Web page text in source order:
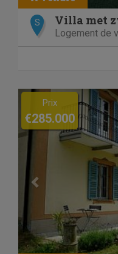
S Villa met
Logement de
Previous
Prix
€285.000